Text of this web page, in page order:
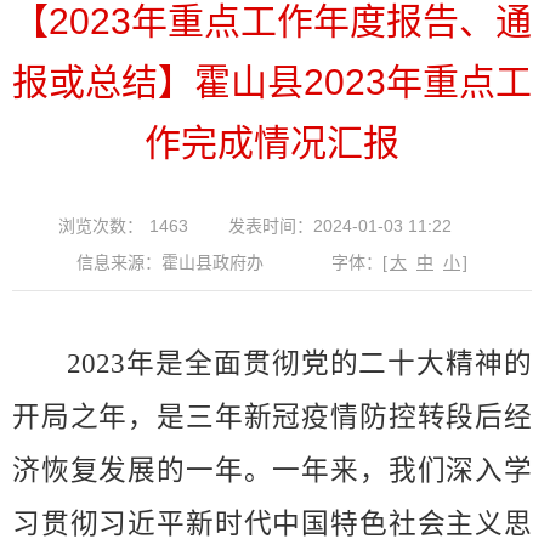
【2023年重点工作年度报告、通
报或总结】霍山县2023年重点工
作完成情况汇报
浏览次数： 1463
发表时间：2024-01-03 11:22
信息来源：霍山县政府办
字体： [大 中 小]
2023年是全面贯彻党的二十大精神的
开局之年，是三年新冠疫情防控转段后经
济恢复发展的一年。一年来，我们深入学
习贯彻习近平新时代中国特色社会主义思